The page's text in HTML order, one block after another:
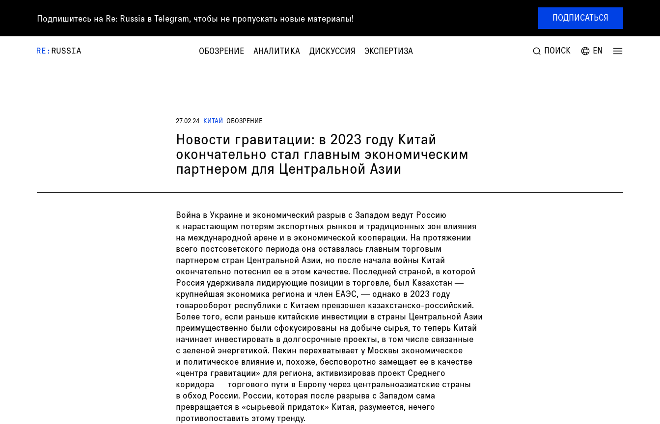
Подпишитесь на Re: Russia в Telegram, чтобы не пропускать новые материалы! ПОДПИСАТЬСЯ
ОБОЗРЕНИЕ АНАЛИТИКА ДИСКУССИЯ ЭКСПЕРТИЗА ПОИСК EN
27.02.24 КИТАЙ ОБОЗРЕНИЕ
Новости гравитации: в 2023 году Китай
окончательно стал главным экономическим
партнером для Центральной Азии
Война в Украине и экономический разрыв с Западом ведут Россию
к нарастающим потерям экспортных рынков и традиционных зон влияния
на международной арене и в экономической кооперации. На протяжении
всего постсоветского периода она оставалась главным торговым
партнером стран Центральной Азии, но после начала войны Китай
окончательно потеснил ее в этом качестве. Последней страной, в которой
Россия удерживала лидирующие позиции в торговле, был Казахстан —
крупнейшая экономика региона и член ЕАЭС, — однако в 2023 году
товарооборот республики с Китаем превзошел казахстанско-российский.
Более того, если раньше китайские инвестиции в страны Центральной Азии
преимущественно были сфокусированы на добыче сырья, то теперь Китай
начинает инвестировать в долгосрочные проекты, в том числе связанные
с зеленой энергетикой. Пекин перехватывает у Москвы экономическое
и политическое влияние и, похоже, бесповоротно замещает ее в качестве
«центра гравитации» для региона, активизировав проект Среднего
коридора — торгового пути в Европу через центральноазиатские страны
в обход России. России, которая после разрыва с Западом сама
превращается в «сырьевой придаток» Китая, разумеется, нечего
противопоставить этому тренду.